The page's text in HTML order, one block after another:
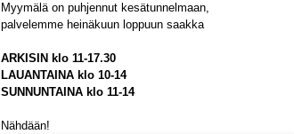
Myymälä on puhjennut kesätunnelmaan,
palvelemme heinäkuun loppuun saakka
ARKISIN klo 11-17.30
LAUANTAINA klo 10-14
SUNNUNTAINA klo 11-14
Nähdään!